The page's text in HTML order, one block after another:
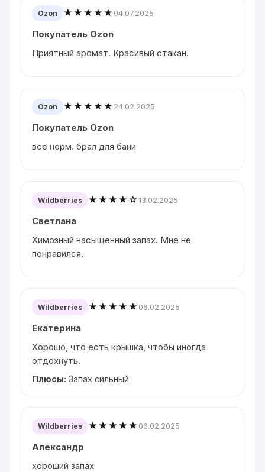
Ozon ★★★★★ 04.07.2025
Покупатель Ozon
Приятный аромат. Красивый стакан.
Ozon ★★★★★ 24.02.2025
Покупатель Ozon
все норм. брал для бани
Wildberries ★★★★☆13.02.2025
Светлана
Химозный насыщенный запах. Мне не
понравился.
Wildberries ★★★★★ 06.02.2025
Екатерина
Хорошо, что есть крышка, чтобы иногда
отдохнуть.
Плюсы: Запах сильный.
Wildberries ★★★★★ 06.02.2025
Александр
хороший запах